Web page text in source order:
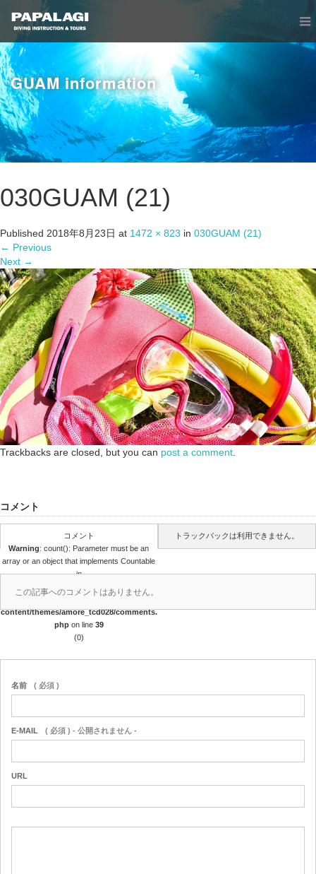
GUAM information
030GUAM (21)
Published 2018年8月23日 at 1472 × 823 in 030GUAM (21)
← Previous
Next →
Trackbacks are closed, but you can post a comment.
コメント
コメント
Warning: count(): Parameter must be an
array or an object that implements Countable
in
/home/papalagi/papalagiguam.com/public
content/themes/amore_tcd028/comments.
php on line 39
(0)
トラックバックは利用できません。
この記事へのコメントはありません。
名前 ( 必須 )
E-MAIL ( 必須 ) - 公開されません -
URL